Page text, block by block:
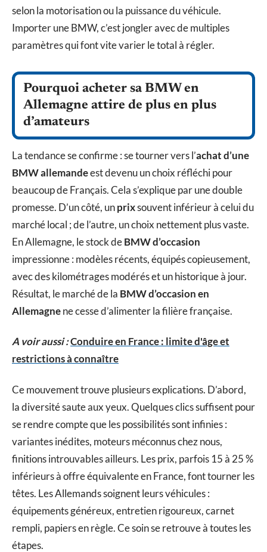
selon la motorisation ou la puissance du véhicule.
Importer une BMW, c’est jongler avec de multiples
paramètres qui font vite varier le total à régler.
Pourquoi acheter sa BMW en
Allemagne attire de plus en plus
d’amateurs
La tendance se confirme : se tourner vers l’achat d’une
BMW allemandeest devenu un choix réfléchi pour
beaucoup de Français. Cela s’explique par une double
promesse. D’un côté, unprixsouvent inférieur à celui du
marché local ; de l’autre, un choix nettement plus vaste.
En Allemagne, le stock deBMW d’occasion
impressionne : modèles récents, équipés copieusement,
avec des kilométrages modérés et un historique à jour.
Résultat, le marché de la BMW d’occasion en
Allemagnene cesse d’alimenter la filière française.
A voir aussi :Conduire en France : limite d'âge et
restrictions à connaître
Ce mouvement trouve plusieurs explications. D’abord,
la diversité saute aux yeux. Quelques clics suffisent pour
se rendre compte que les possibilités sont infinies :
variantes inédites, moteurs méconnus chez nous,
finitions introuvables ailleurs. Les prix, parfois 15 à 25 %
inférieurs à offre équivalente en France, font tourner les
têtes. Les Allemands soignent leurs véhicules :
équipements généreux, entretien rigoureux, carnet
rempli, papiers en règle. Ce soin se retrouve à toutes les
étapes.